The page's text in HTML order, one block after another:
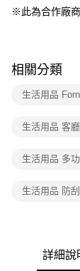
3.實際核准額度
4.訂單成立30
1.分期款項不併
2.透過簡訊連
【注意事項】
用戶於交易時
2.基於同意付
資料（包含姓
宅配【父親節
※此為合作廠
相關分類
生活用品
生活用品 客廳
生活用品 多
生活用品 防刮
詳細說